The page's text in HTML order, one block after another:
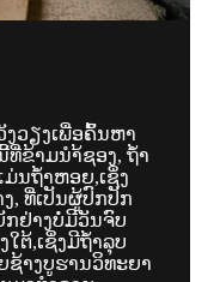
ງວຽງເພື່ອຄົ້ນຫາ
ທີ່ຂ້າມນຳ້ຊອງ, ຖ້ຳ
ມ່ນຖ້ຳຫອຍ,ເຊິ່ງ
, ທີ່ເປັນຜູ້ປົກປັກ
ຢ່າງບໍ່ມີວັນຈົບ
ຕ້,ເຊິ່ງມີຖ້ຳລຸບ
າງບູຮານວິທະຍາ